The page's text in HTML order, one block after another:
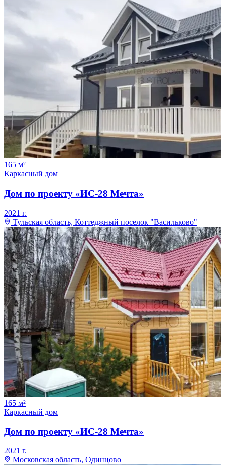
165 м²
Каркасный дом
Дом по проекту «ИС-28 Мечта»
2021 г.
Тульская область, Коттеджный поселок "Васильково"
165 м²
Каркасный дом
Дом по проекту «ИС-28 Мечта»
2021 г.
Московская область, Одинцово